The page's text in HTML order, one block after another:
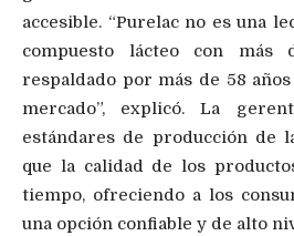
accesible. “Purelac no es una
compuesto lácteo con más
respaldado por más de 58
mercado”, explicó. La
estándares de producción de
que la calidad de los
tiempo, ofreciendo a los
una opción confiable y de alto